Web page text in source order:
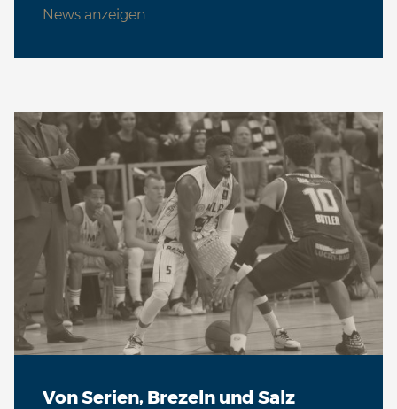
News anzeigen
Von Serien, Brezeln und Salz